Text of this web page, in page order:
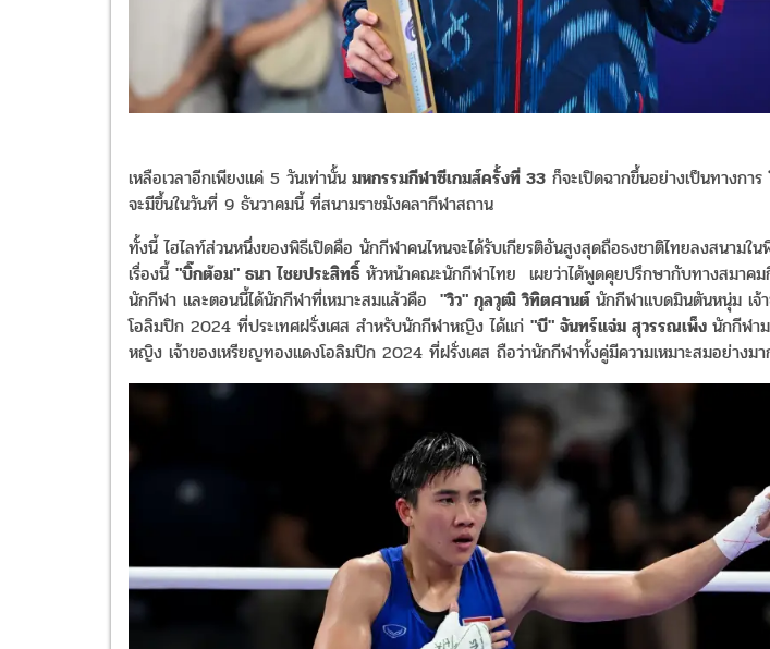
เหลือเวลาอีกเพียงแค่​ 5 วันเท่านั้น มหกรรมกีฬาซีเกมส์ครั้งที่ 33 ก็จะเปิดฉากขึ้นอย่างเป็นทางกา
จะมีขึ้นในวันที่ 9 ธันวาคมนี้ ที่สนามราชมังคลากีฬาสถาน
ทั้งนี้ ไฮไลท์ส่วนหนึ่งของพิธีเปิดคือ นักกีฬาคนไหนจะได้รับเกียรติอันสูงสุดถือธงชาติไทยลงสนามใน
เรื่องนี้ "บิ๊กต้อม" ธนา ไชยประสิทธิ์ หัวหน้าคณะนักกีฬาไทย เผยว่าได้พูดคุยปรึกษากับทางสมาค
นักกีฬา และตอนนี้ได้นักกีฬาที่เหมาะสมแล้วคือ "วิว" กุลวุฒิ วิทิตศานต์ นักกีฬาแบดมินตันหนุ่ม เจ้
โอลิมปิก 2024 ที่ประเทศฝรั่งเศส​ สำหรับนักกีฬา​หญิง​ ได้แก่​ "บี" จันทร์แจ่ม​ สุวรรณเพ็ง นักกีฬา
หญิง เจ้าของเหรียญทองแดงโอลิมปิก 2024 ที่ฝรั่งเศส​ ถือว่านักกีฬาทั้งคู่มีความเหมาะสมอย่างม